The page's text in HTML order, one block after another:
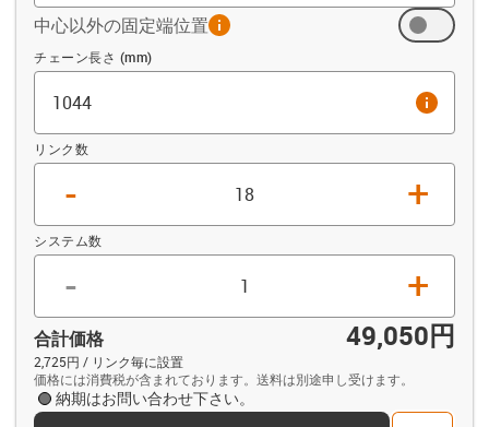
中心以外の固定端位置info
オフセット (mm)
チェーン長さ (mm)
info
リンク数
- +
システム数
- +
合計価格 49,050円
2,725円 / リンク毎に設置
価格には消費税が含まれております。送料は別途申し受けます。
納期はお問い合わせ下さい。